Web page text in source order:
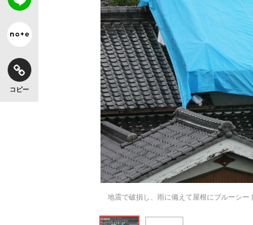
「目標達成できなかったからと言って…
コピー
地震で破損し、雨に備えて屋根にブルーシ